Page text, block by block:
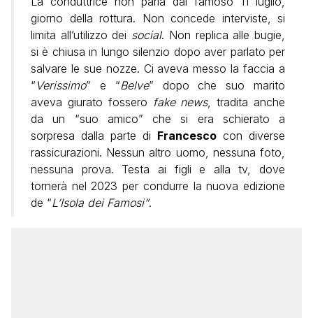
giorno della rottura. Non concede interviste, si
limita all’utilizzo dei social. Non replica alle bugie,
si è chiusa in lungo silenzio dopo aver parlato per
salvare le sue nozze. Ci aveva messo la faccia a
“ Verissimo” e “Belve” dopo che suo marito
aveva giurato fossero fake news, tradita anche
da un “suo amico” che si era schierato a
sorpresa dalla parte di Francesco con diverse
rassicurazioni. Nessun altro uomo, nessuna foto,
nessuna prova. Testa ai figli e alla tv, dove
tornerà nel 2023 per condurre la nuova edizione
de “L’Isola dei Famosi”.